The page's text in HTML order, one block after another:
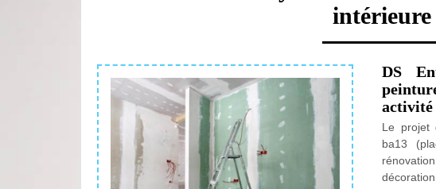
intérieure
DS
activité
Le projet
ba13